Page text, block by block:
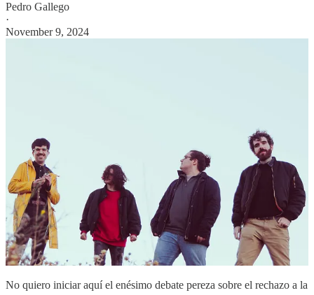
Pedro Gallego
·
November 9, 2024
No quiero iniciar aquí el enésimo debate pereza sobre el rechazo a la